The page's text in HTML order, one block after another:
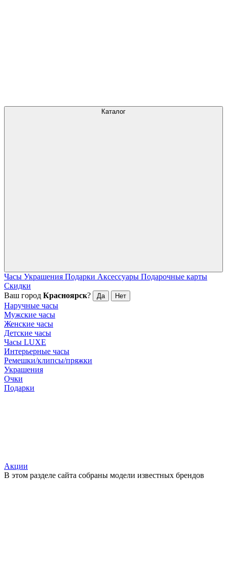
Каталог
Часы Украшения Подарки Аксессуары Подарочные карты
Скидки
Ваш город Красноярск? Да Нет
Наручные часы
Мужские часы
Женские часы
Детские часы
Часы LUXE
Интерьерные часы
Ремешки/клипсы/пряжки
Украшения
Очки
Подарки
Акции
В этом разделе сайта собраны модели известных брендов